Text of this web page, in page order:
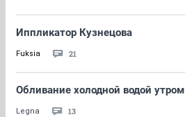
Иппликатор Кузнецова
Fuksia 21
Обливание холодной водой утром
Legna 13